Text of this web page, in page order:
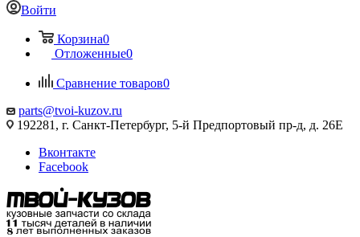
Войти
Корзина0
Отложенные0
Сравнение товаров0
parts@tvoi-kuzov.ru
192281, г. Санкт-Петербург, 5-й Предпортовый пр-д, д. 26Е
Вконтакте
Facebook